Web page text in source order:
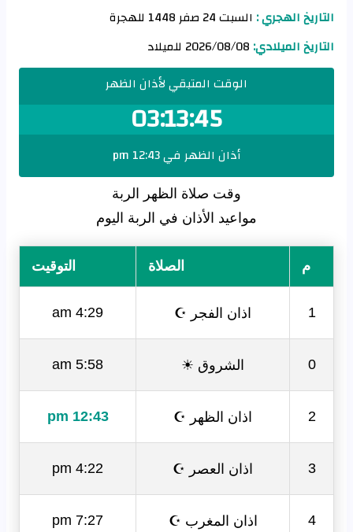
التاريخ الهجري : السبت 24 صفر 1448 للهجرة
التاريخ الميلادي:
الوقت المتبقي لأذان الظهر
03:13:44
أذان الظهر في 12:43 pm
وقت صلاة الظهر الربة‎
مواعيد الأذان في الربة‎ اليوم
م الصلاة التوقيت
1 اذان الفجر ☪ 4:29 am
0 الشروق ☀ 5:58 am
2 اذان الظهر ☪ 12:43 pm
3 اذان العصر ☪ 4:22 pm
4 اذان المغرب ☪ 7:27 pm